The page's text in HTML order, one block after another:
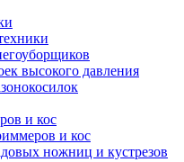
высокого давления
и кос
и кос
ножниц и кустрезов